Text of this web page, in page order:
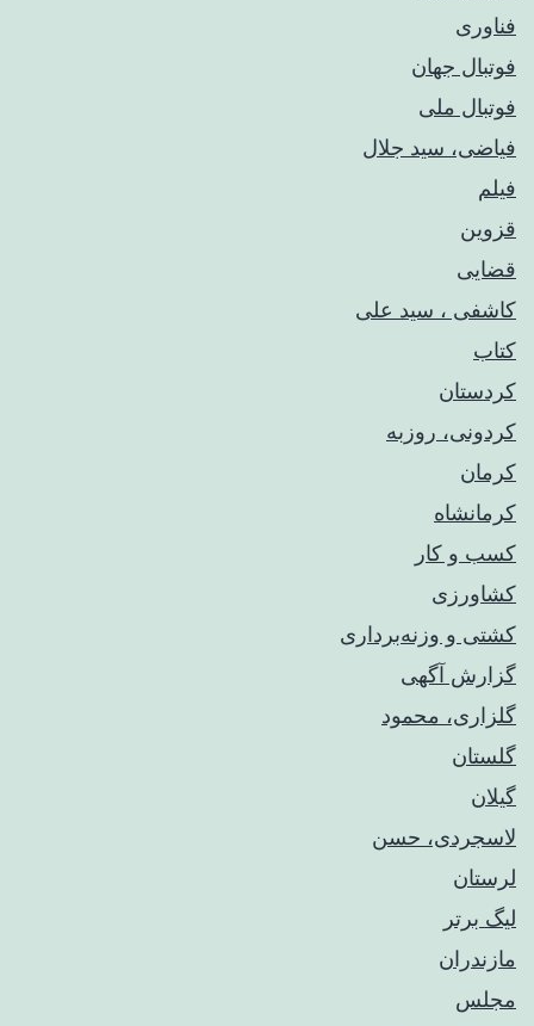
فناوری
فوتبال جهان
فوتبال ملی
فیاضی، سید جلال
فیلم
قزوین
قضایی
کاشفی ، سید علی
کتاب
کردستان
کردونی، روزبه
کرمان
کرمانشاه
کسب و کار
کشاورزی
کشتی و وزنه‌برداری
گزارش آگهی
گلزاری، محمود
گلستان
گیلان
لاسجردی، حسن
لرستان
لیگ برتر
مازندران
مجلس